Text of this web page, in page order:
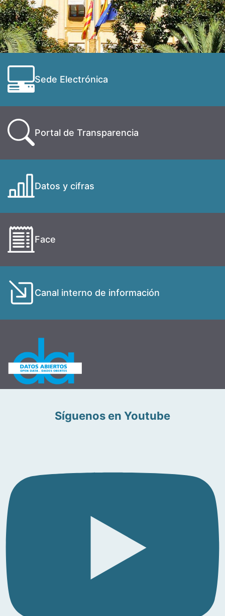
Sede Electrónica
Portal de Transparencia
Datos y cifras
Face
Canal interno de información
Síguenos en Youtube